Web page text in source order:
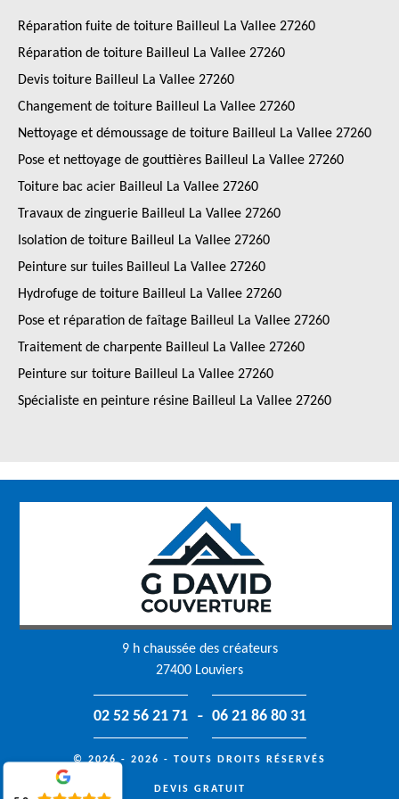
Réparation fuite de toiture Bailleul La Vallee 27260
Réparation de toiture Bailleul La Vallee 27260
Devis toiture Bailleul La Vallee 27260
Changement de toiture Bailleul La Vallee 27260
Nettoyage et démoussage de toiture Bailleul La Vallee 27260
Pose et nettoyage de gouttières Bailleul La Vallee 27260
Toiture bac acier Bailleul La Vallee 27260
Travaux de zinguerie Bailleul La Vallee 27260
Isolation de toiture Bailleul La Vallee 27260
Peinture sur tuiles Bailleul La Vallee 27260
Hydrofuge de toiture Bailleul La Vallee 27260
Pose et réparation de faîtage Bailleul La Vallee 27260
Traitement de charpente Bailleul La Vallee 27260
Peinture sur toiture Bailleul La Vallee 27260
Spécialiste en peinture résine Bailleul La Vallee 27260
9 h chaussée des créateurs
27400 Louviers
02 52 56 21 71 - 06 21 86 80 31
© 2026 - 2026 - TOUTS DROITS RÉSERVÉS
DEVIS GRATUIT